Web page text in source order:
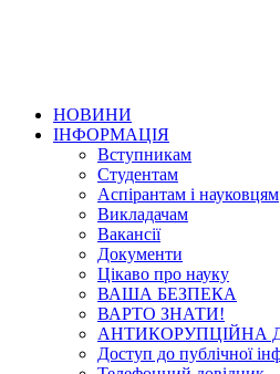
НОВИНИ
ІНФОРМАЦІЯ
Вступникам
Студентам
Аспірантам і науковцям
Викладачам
Вакансії
Документи
Цікаво про науку
ВАША БЕЗПЕКА
ВАРТО ЗНАТИ!
АНТИКОРУПЦІЙНА
Доступ до публічної